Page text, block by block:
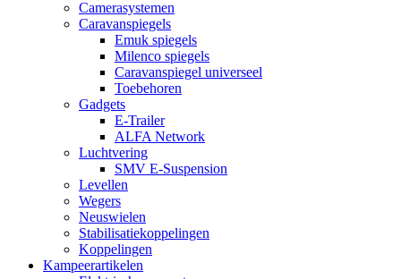
Camerasystemen
Caravanspiegels
Emuk spiegels
Milenco spiegels
Caravanspiegel universeel
Toebehoren
Gadgets
E-Trailer
ALFA Network
Luchtvering
SMV E-Suspension
Levellen
Wegers
Neuswielen
Stabilisatiekoppelingen
Koppelingen
Kampeerartikelen